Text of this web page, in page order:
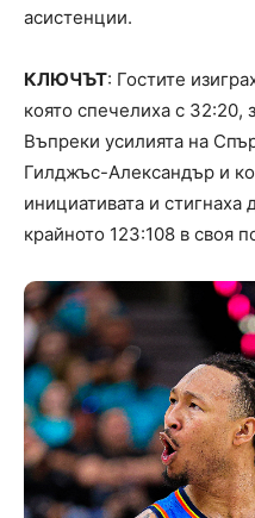
асистенции.
КЛЮЧЪТ: Гостите
която спечелиха с 32:20,
Въпреки усилията на
Гилджъс-Александър и
инициативата и
крайното 123:108 в своя